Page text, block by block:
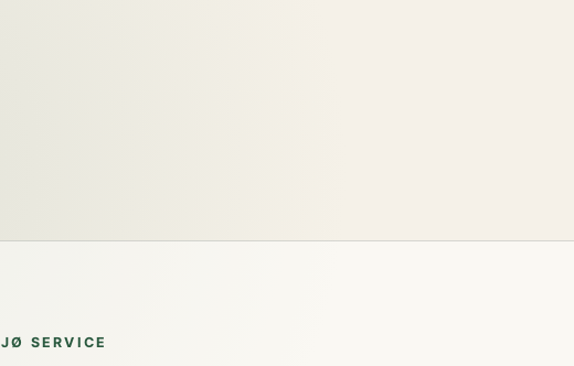
JØ SERVICE